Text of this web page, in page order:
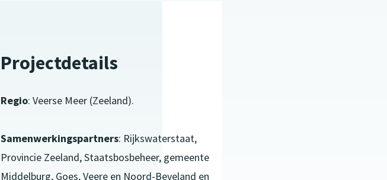
Projectdetails
Regio: Veerse Meer (Zeeland).
Samenwerkingspartners: Rijkswaterstaat,
Provincie Zeeland, Staatsbosbeheer, gemeente
Middelburg, Goes, Veere en Noord-Beveland en